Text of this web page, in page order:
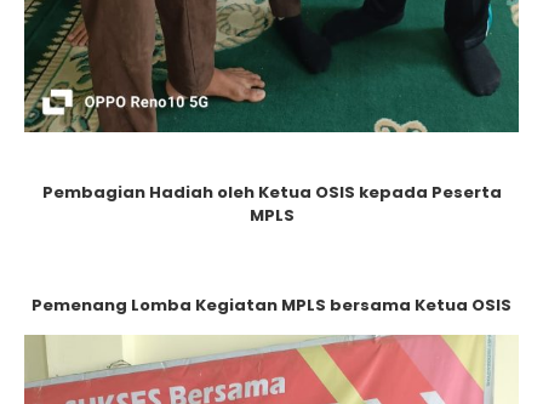
Pembagian Hadiah oleh Ketua OSIS kepada Peserta
MPLS
Pemenang Lomba Kegiatan MPLS bersama Ketua OSIS